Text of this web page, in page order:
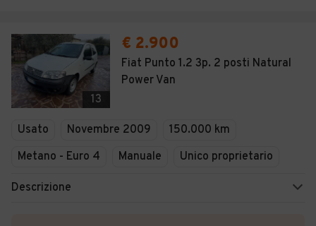
13
€ 2.900
Fiat Punto 1.2 3p. 2 posti Natural
Power Van
Usato Novembre 2009
150.000 km
Metano - Euro 4
Manuale Unico proprietario
Descrizione